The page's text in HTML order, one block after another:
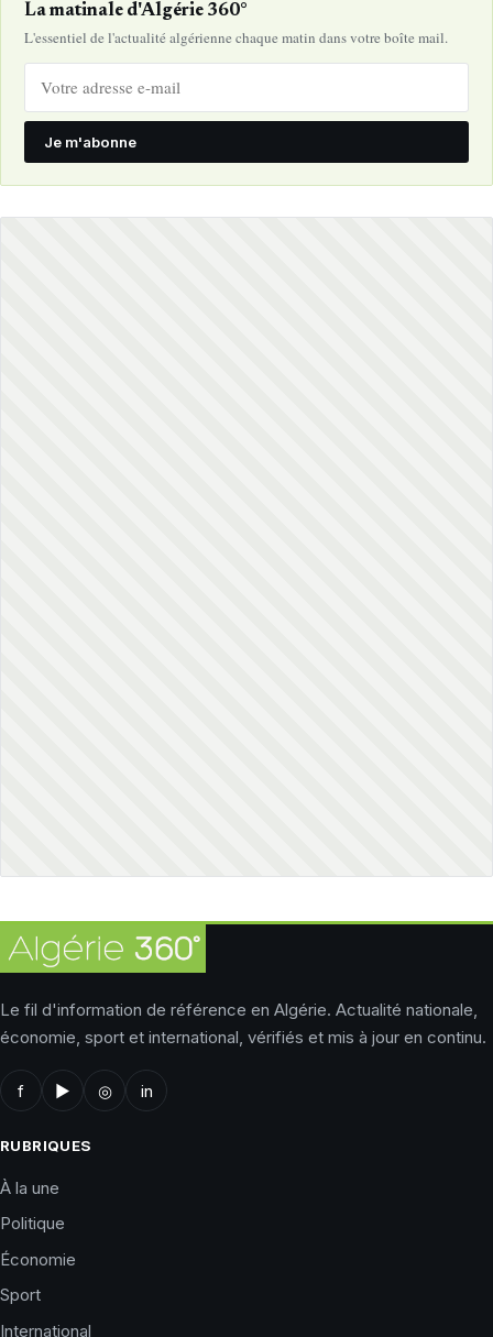
La matinale d'Algérie 360°
L'essentiel de l'actualité algérienne chaque matin dans votre boîte mail.
Je m'abonne
Le fil d'information de référence en Algérie. Actualité nationale,
économie, sport et international, vérifiés et mis à jour en continu.
f ▶ ◎ in
RUBRIQUES
À la une
Politique
Économie
Sport
International